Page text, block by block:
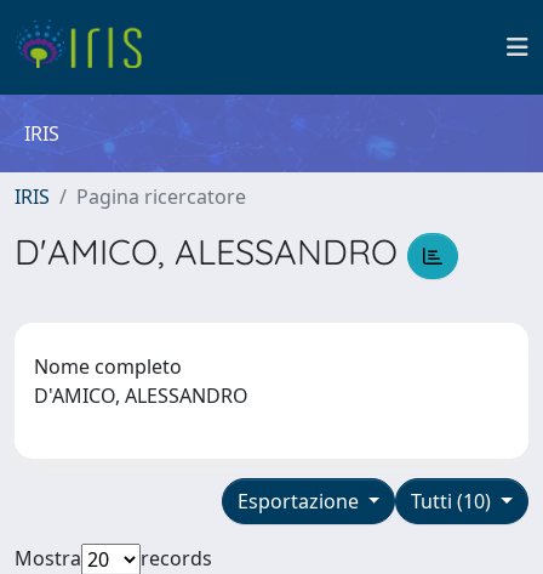
IRIS
IRIS Pagina ricercatore
D'AMICO, ALESSANDRO
Nome completo
D'AMICO, ALESSANDRO
Tutti (10)
Esportazione
Mostra
records